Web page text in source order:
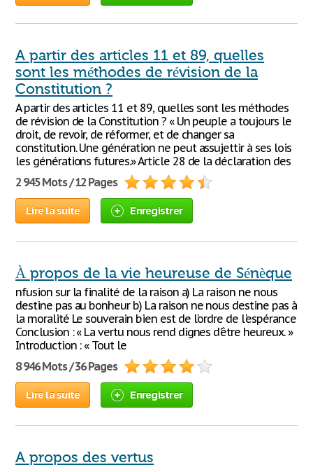
A partir des articles 11 et 89, quelles
sont les méthodes de révision de la
Constitution ?
A partir des articles 11 et 89, quelles sont les méthodes
de révision de la Constitution ? « Un peuple a toujours le
droit, de revoir, de réformer, et de changer sa
constitution. Une génération ne peut assujettir à ses lois
les générations futures.» Article 28 de la déclaration des
2 945 Mots / 12 Pages
Lire la suite Enregistrer
À propos de la vie heureuse de Sénèque
nfusion sur la finalité de la raison a) La raison ne nous
destine pas au bonheur b) La raison ne nous destine pas à
la moralité Le souverain bien est de l'ordre de l'espérance
Conclusion : « La vertu nous rend dignes d'être heureux. »
Introduction : « Tout le
8 946 Mots / 36 Pages
Lire la suite Enregistrer
A propos des vertus